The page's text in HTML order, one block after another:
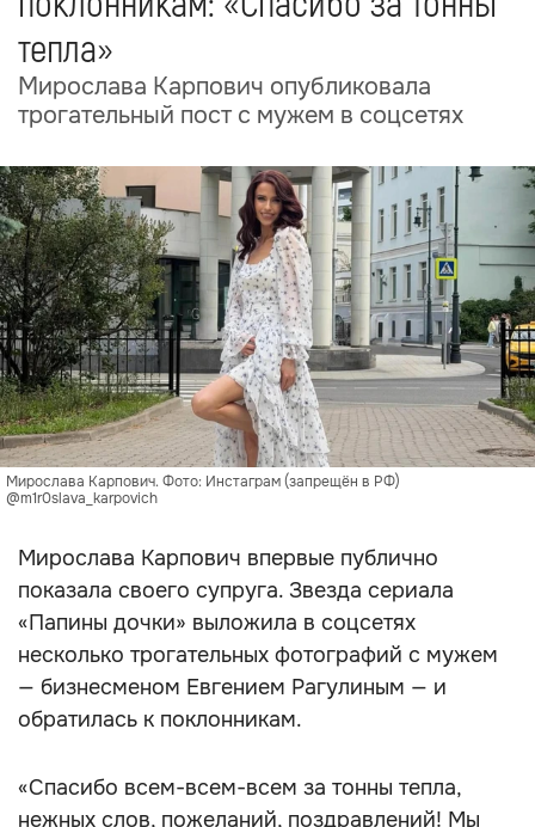
тепла»
Мирослава Карпович опубликовала
трогательный пост с мужем в соцсетях
Мирослава Карпович. Фото: Инстаграм (запрещён в РФ)
@m1r0slava_karpovich
Мирослава Карпович впервые публично
показала своего супруга. Звезда сериала
«Папины дочки» выложила в соцсетях
несколько трогательных фотографий с мужем
— бизнесменом Евгением Рагулиным — и
обратилась к поклонникам.
«Спасибо всем-всем-всем за тонны тепла,
нежных слов, пожеланий, поздравлений! Мы